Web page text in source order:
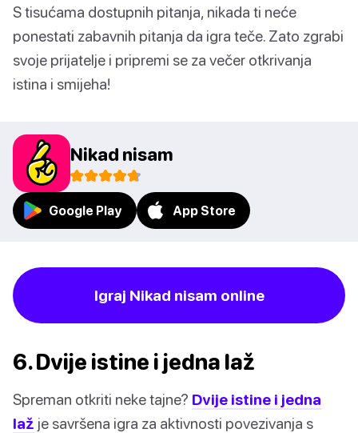
S tisućama dostupnih pitanja, nikada ti neće
ponestati zabavnih pitanja da igra teče. Zato zgrabi
svoje prijatelje i pripremi se za večer otkrivanja
istina i smijeha!
Nikad nisam
Google Play App Store
Igraj Nikad nisam online
6. Dvije istine i jedna laž
Spreman otkriti neke tajne? Dvije istine i jedna
laž je savršena igra za aktivnosti povezivanja s